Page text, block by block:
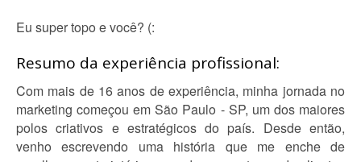
Eu super topo e você? (:
Resumo da experiência profissional:
Com mais de 16 anos de experiência, minha jornada no
marketing começou em São Paulo - SP, um dos maiores
polos criativos e estratégicos do país. Desde então,
venho escrevendo uma história que me enche de